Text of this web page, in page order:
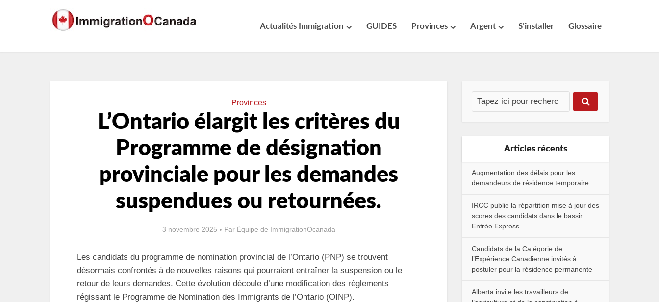
Actualités Immigration GUIDES Provinces Argent S’installer Glossaire
Provinces
L’Ontario élargit les critères du
Programme de désignation
provinciale pour les demandes
suspendues ou retournées.
3 novembre 2025 Par Équipe de ImmigrationOcanada
Les candidats du programme de nomination provincial de l’Ontario (PNP) se trouvent
désormais confrontés à de nouvelles raisons qui pourraient entraîner la suspension ou le
retour de leurs demandes. Cette évolution découle d’une modification des règlements
régissant le Programme de Nomination des Immigrants de l’Ontario (OINP).
Articles récents
Augmentation des délais pour les
demandeurs de résidence temporaire
IRCC publie la répartition mise à jour des
scores des candidats dans le bassin
Entrée Express
Candidats de la Catégorie de
l’Expérience Canadienne invités à
postuler pour la résidence permanente
Alberta invite les travailleurs de